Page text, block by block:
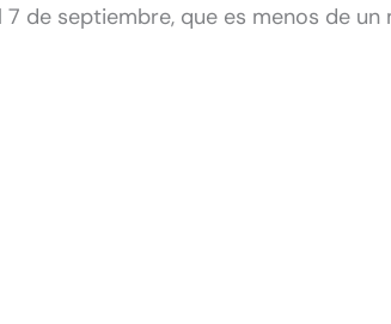
de septiembre, que es menos de un